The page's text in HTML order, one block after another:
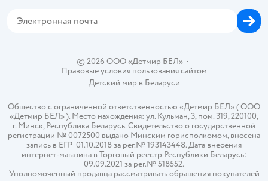
© 2026 ООО «Детмир БЕЛ»•
Правовые условия пользования сайтом
Детский мир в Беларуси
Общество с ограниченной ответственностью «Детмир БЕЛ» ( ООО
«Детмир БЕЛ» ). Место нахождения: ул. Кульман, 3, пом. 319, 220100,
г. Минск, Республика Беларусь. Свидетельство о государственной
регистрации № 0072500 выдано Минским горисполкомом, внесена
запись в ЕГР 01.10.2018 за рег.№ 193143448. Дата внесения
интернет-магазина в Торговый реестр Республики Беларусь:
09.09.2021 за рег.№ 518552.
Уполномоченный продавца рассматривать обращения покупателей